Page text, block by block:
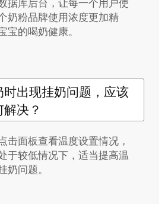
奶粉品牌使用浓度更加精
宝的喝奶健康。
时出现挂奶问题，应该
决？
击面板查看温度设置情况，
于较低情况下，适当提高温
奶问题。